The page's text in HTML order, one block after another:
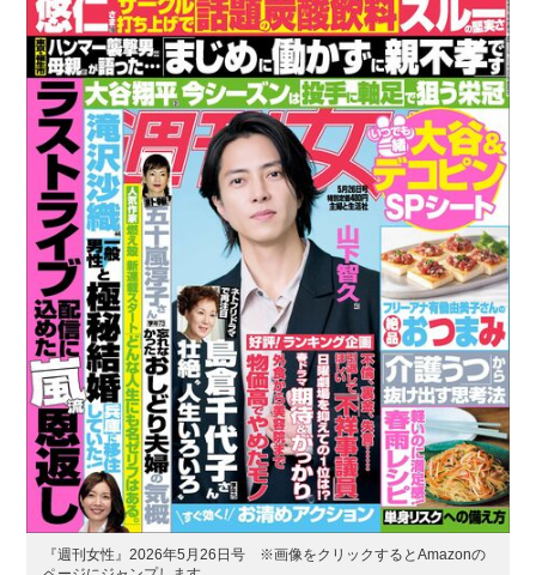
『週刊女性』2026年5月26日号 ※画像をクリックするとAmazonの